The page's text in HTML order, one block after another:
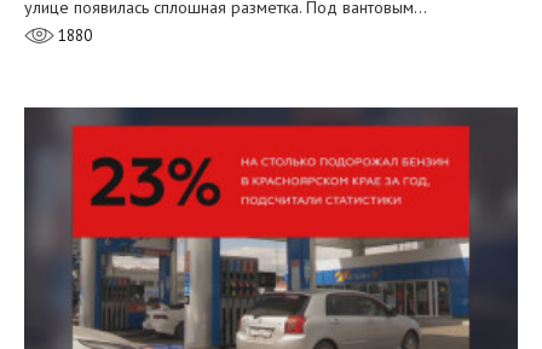
улице появилась сплошная разметка. Под вантовым…
1880